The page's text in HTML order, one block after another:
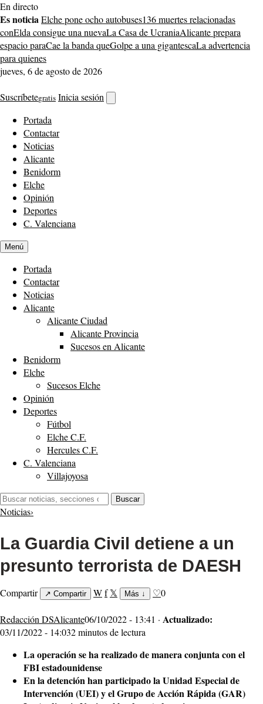
Saltar
al
contenido
En directo
Es noticiaElche pone ocho autobuses136 muertes relacionadas
conElda consigue una nuevaLa Casa de UcraniaAlicante prepara
espacio paraCae la banda queGolpe a una gigantescaLa advertencia
para quienes
jueves, 6 de agosto de 2026
Suscríbetegratis Inicia sesión
buscador
Portada
Contactar
Noticias
Alicante
Benidorm
Elche
Opinión
Deportes
C. Valenciana
Menú
Portada
Contactar
Noticias
Alicante
Alicante Ciudad
Alicante Provincia
Sucesos en Alicante
Benidorm
Elche
Sucesos Elche
Opinión
Deportes
Fútbol
Elche C.F.
Hercules C.F.
C. Valenciana
Villajoyosa
Buscar:
Buscar
Noticias›
La Guardia Civil detiene a un
presunto terrorista de DAESH
Compartir ↗ Compartir Wf 𝕏 Más ↓ ♡0
Redacción DSAlicante06/10/2022 - 13:41 · Actualizado:
03/11/2022 - 14:032 minutos de lectura
La operación se ha realizado de manera conjunta con el
FBI estadounidense
En la detención han participado la Unidad Especial de
Intervención (UEI) y el Grupo de Acción Rápida (GAR)